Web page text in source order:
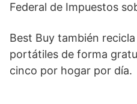
Federal de Impuestos
Best Buy también
portátiles de forma
cinco por hogar por día.